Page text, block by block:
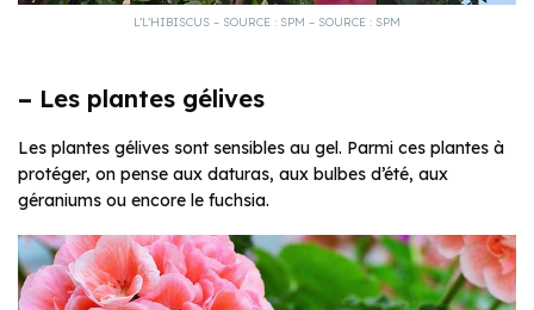
L’L’HIBISCUS – SOURCE : SPM – SOURCE : SPM
– Les plantes gélives
Les plantes gélives sont sensibles au gel. Parmi ces plantes à
protéger, on pense aux daturas, aux bulbes d’été, aux
géraniums ou encore le fuchsia.